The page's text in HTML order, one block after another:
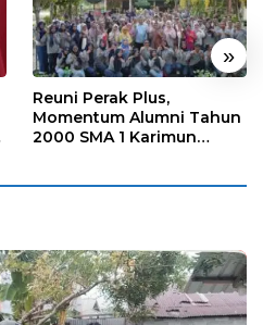
»
Reuni Perak Plus,
Momentum Alumni Tahun
2000 SMA 1 Karimun